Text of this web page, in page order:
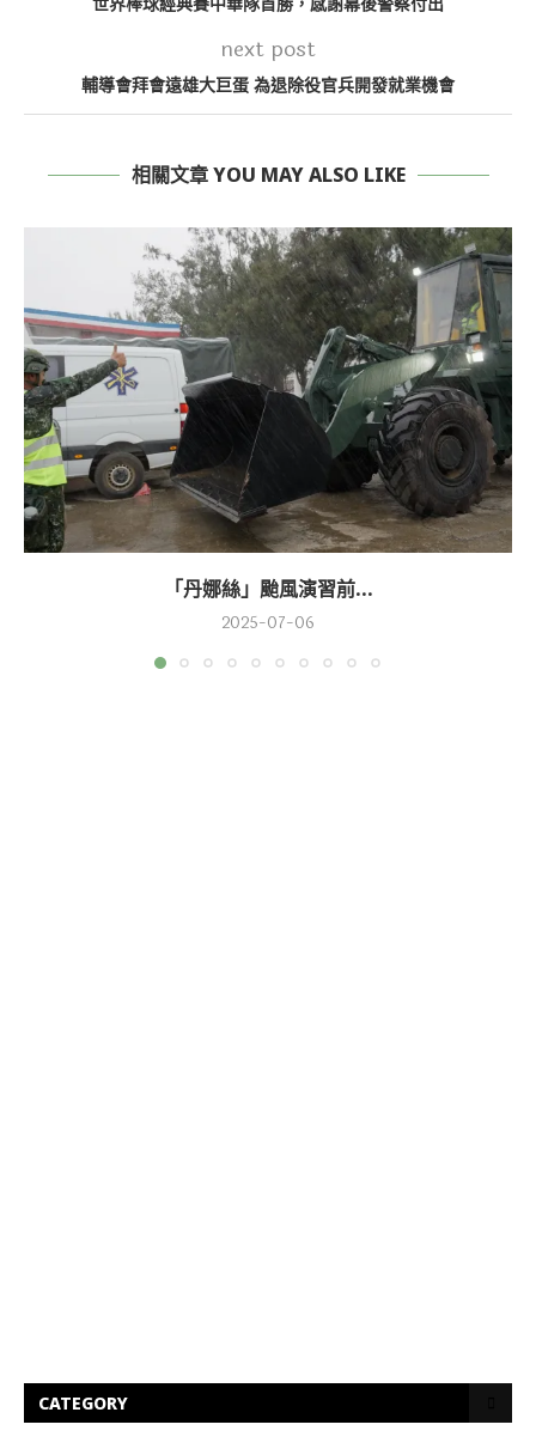
next post
輔導會拜會遠雄大巨蛋 為退除役官兵開發就業機會
相關文章 YOU MAY ALSO LIKE
「丹娜絲」颱風演習前...
2025-07-06
CATEGORY